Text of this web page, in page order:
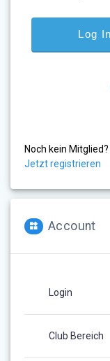
Noch kein Mitglied?
Jetzt registrieren
Account
Login
Club Bereich